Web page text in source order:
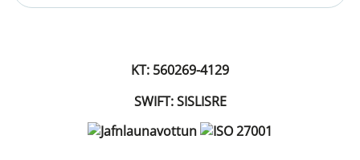
KT: 560269-4129
SWIFT: SISLISRE